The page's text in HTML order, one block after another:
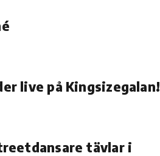
live på Kingsizegalan!
tävlar i